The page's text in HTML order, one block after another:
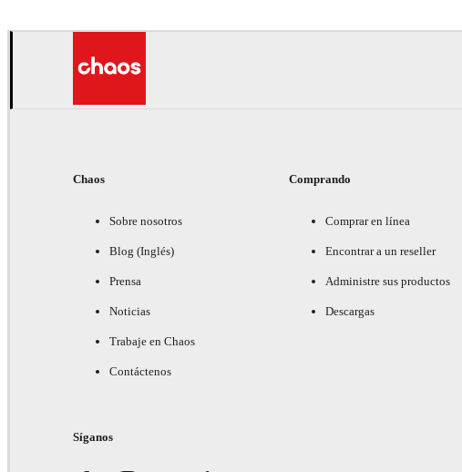
Chaos
Sobre nosotros
Blog (Inglés)
Prensa
Noticias
Trabaje en Chaos
Contáctenos
Comprando
Comprar en línea
Encontrar a un reseller
Administre sus productos
Descargas
Síganos